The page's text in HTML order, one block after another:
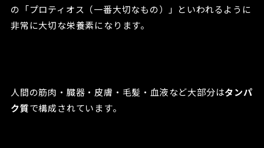
の「プロティオス（一番大切なもの）」といわれるように
非常に大切な栄養素になります。
人間の筋肉・臓器・皮膚・毛髪・血液など大部分はタンパ
ク質で構成されています。